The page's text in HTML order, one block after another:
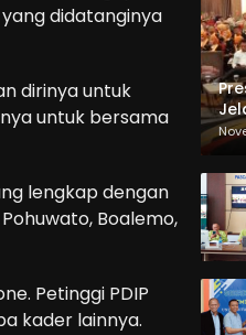
didatanginya
dirinya untuk
untuk bersama
lengkap dengan
Boalemo,
Petinggi PDIP
kader lainnya.